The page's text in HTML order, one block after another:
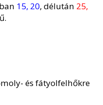
15, 20, délután 25,
és fátyolfelhőkre